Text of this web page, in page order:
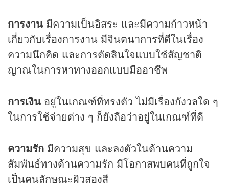
การงาน มีความเป็นอิสระ และมีความก้าวหน้า
เกี่ยวกับเรื่องการงาน มีจินตนาการที่ดีในเรื่อง
ความนึกคิด และการตัดสินใจแบบใช้สัญชาติ
ญาณในการหาทางออกแบบมืออาชีพ
การเงิน อยู่ในเกณฑ์ที่ทรงตัว ไม่มีเรื่องกังวลใด ๆ
ในการใช้จ่ายต่าง ๆ ก็ยังถือว่าอยู่ในเกณฑ์ที่ดี
ความรัก มีความสุข และลงตัวในด้านความ
สัมพันธ์ทางด้านความรัก มีโอกาสพบคนที่ถูกใจ
เป็นคนลักษณะผิวสองสี